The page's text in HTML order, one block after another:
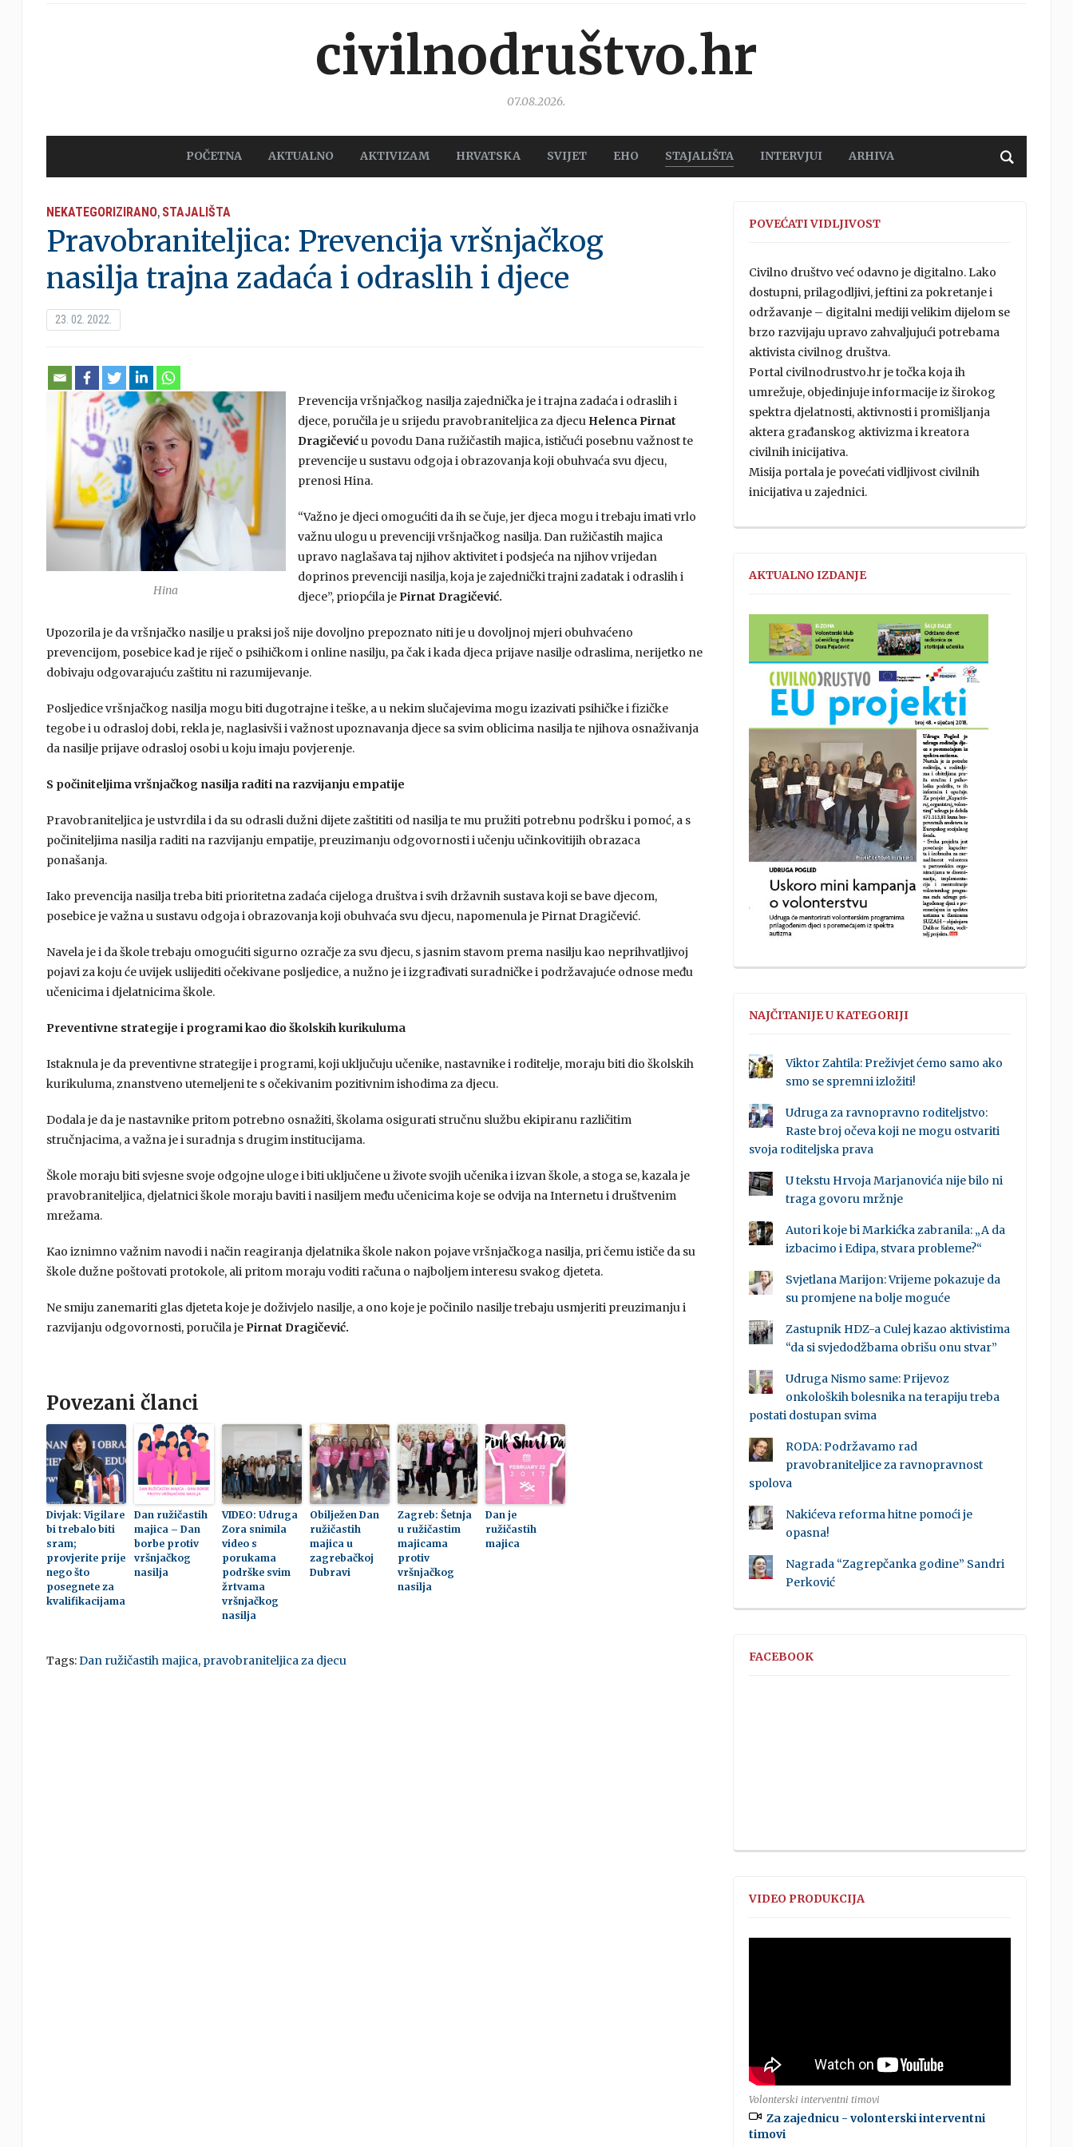
civilnodruštvo.hr
07.08.2026.
POČETNA AKTUALNO AKTIVIZAM HRVATSKA SVIJET EHO STAJALIŠTA INTERVJUI ARHIVA
NEKATEGORIZIRANO, STAJALIŠTA
Pravobraniteljica: Prevencija vršnjačkog
nasilja trajna zadaća i odraslih i djece
23. 02. 2022.
Hina
Prevencija vršnjačkog nasilja zajednička je i trajna zadaća i odraslih i
djece, poručila je u srijedu pravobraniteljica za djecu Helenca Pirnat
Dragičeviću povodu Dana ružičastih majica, ističući posebnu važnost te
prevencije u sustavu odgoja i obrazovanja koji obuhvaća svu djecu,
prenosi Hina.
“Važno je djeci omogućiti da ih se čuje, jer djeca mogu i trebaju imati vrlo
važnu ulogu u prevenciji vršnjačkog nasilja. Dan ružičastih majica
upravo naglašava taj njihov aktivitet i podsjeća na njihov vrijedan
doprinos prevenciji nasilja, koja je zajednički trajni zadatak i odraslih i
djece”, priopćila je Pirnat Dragičević.
Upozorila je da vršnjačko nasilje u praksi još nije dovoljno prepoznato niti je u dovoljnoj mjeri obuhvaćeno
prevencijom, posebice kad je riječ o psihičkom i online nasilju, pa čak i kada djeca prijave nasilje odraslima, nerijetko ne
dobivaju odgovarajuću zaštitu ni razumijevanje.
Posljedice vršnjačkog nasilja mogu biti dugotrajne i teške, a u nekim slučajevima mogu izazivati psihičke i fizičke
tegobe i u odrasloj dobi, rekla je, naglasivši i važnost upoznavanja djece sa svim oblicima nasilja te njihova osnaživanja
da nasilje prijave odrasloj osobi u koju imaju povjerenje.
S počiniteljima vršnjačkog nasilja raditi na razvijanju empatije
Pravobraniteljica je ustvrdila i da su odrasli dužni dijete zaštititi od nasilja te mu pružiti potrebnu podršku i pomoć, a s
počiniteljima nasilja raditi na razvijanju empatije, preuzimanju odgovornosti i učenju učinkovitijih obrazaca
ponašanja.
Iako prevencija nasilja treba biti prioritetna zadaća cijeloga društva i svih državnih sustava koji se bave djecom,
posebice je važna u sustavu odgoja i obrazovanja koji obuhvaća svu djecu, napomenula je Pirnat Dragičević.
Navela je i da škole trebaju omogućiti sigurno ozračje za svu djecu, s jasnim stavom prema nasilju kao neprihvatljivoj
pojavi za koju će uvijek uslijediti očekivane posljedice, a nužno je i izgrađivati suradničke i podržavajuće odnose među
učenicima i djelatnicima škole.
Preventivne strategije i programi kao dio školskih kurikuluma
Istaknula je da preventivne strategije i programi, koji uključuju učenike, nastavnike i roditelje, moraju biti dio školskih
kurikuluma, znanstveno utemeljeni te s očekivanim pozitivnim ishodima za djecu.
Dodala je da je nastavnike pritom potrebno osnažiti, školama osigurati stručnu službu ekipiranu različitim
stručnjacima, a važna je i suradnja s drugim institucijama.
Škole moraju biti svjesne svoje odgojne uloge i biti uključene u živote svojih učenika i izvan škole, a stoga se, kazala je
pravobraniteljica, djelatnici škole moraju baviti i nasiljem među učenicima koje se odvija na Internetu i društvenim
mrežama.
Kao iznimno važnim navodi i način reagiranja djelatnika škole nakon pojave vršnjačkoga nasilja, pri čemu ističe da su
škole dužne poštovati protokole, ali pritom moraju voditi računa o najboljem interesu svakog djeteta.
Ne smiju zanemariti glas djeteta koje je doživjelo nasilje, a ono koje je počinilo nasilje trebaju usmjeriti preuzimanju i
razvijanju odgovornosti, poručila je Pirnat Dragičević.
Povezani članci
Divjak: Vigilare
bi trebalo biti
sram;
provjerite prije
nego što
posegnete za
kvalifikacijama
Dan ružičastih
majica – Dan
borbe protiv
vršnjačkog
nasilja
VIDEO: Udruga
Zora snimila
video s
porukama
podrške svim
žrtvama
vršnjačkog
nasilja
Obilježen Dan
ružičastih
majica u
zagrebačkoj
Dubravi
Zagreb: Šetnja
u ružičastim
majicama
protiv
vršnjačkog
nasilja
Dan je
ružičastih
majica
Tags:Dan ružičastih majica, pravobraniteljica za djecu
POVEĆATI VIDLJIVOST
Civilno društvo već odavno je digitalno. Lako
dostupni, prilagodljivi, jeftini za pokretanje i
održavanje – digitalni mediji velikim dijelom se
brzo razvijaju upravo zahvaljujući potrebama
aktivista civilnog društva.
Portal civilnodrustvo.hr je točka koja ih
umrežuje, objedinjuje informacije iz širokog
spektra djelatnosti, aktivnosti i promišljanja
aktera građanskog aktivizma i kreatora
civilnih inicijativa.
Misija portala je povećati vidljivost civilnih
inicijativa u zajednici.
AKTUALNO IZDANJE
NAJČITANIJE U KATEGORIJI
Viktor Zahtila: Preživjet ćemo samo ako
smo se spremni izložiti!
Udruga za ravnopravno roditeljstvo:
Raste broj očeva koji ne mogu ostvariti
svoja roditeljska prava
U tekstu Hrvoja Marjanovića nije bilo ni
traga govoru mržnje
Autori koje bi Markićka zabranila: „A da
izbacimo i Edipa, stvara probleme?“
Svjetlana Marijon: Vrijeme pokazuje da
su promjene na bolje moguće
Zastupnik HDZ-a Culej kazao aktivistima
“da si svjedodžbama obrišu onu stvar”
Udruga Nismo same: Prijevoz
onkoloških bolesnika na terapiju treba
postati dostupan svima
RODA: Podržavamo rad
pravobraniteljice za ravnopravnost
spolova
Nakićeva reforma hitne pomoći je
opasna!
Nagrada “Zagrepčanka godine” Sandri
Perković
FACEBOOK
VIDEO PRODUKCIJA
Volonterski interventni timovi
Za zajednicu - volonterski interventni
timovi